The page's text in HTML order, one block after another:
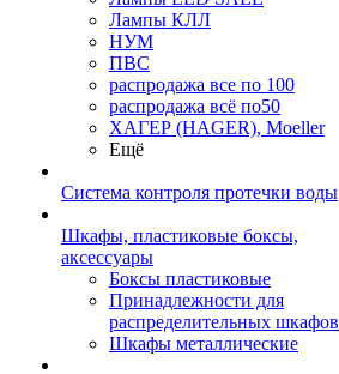
Лампы КЛЛ
НУМ
ПВС
распродажа все по 100
распродажа всё по50
ХАГЕР (HAGER), Moeller
Ещё
Система контроля протечки воды
Шкафы, пластиковые боксы,
аксессуары
Боксы пластиковые
Принадлежности для
распределительных шкафов
Шкафы металлические